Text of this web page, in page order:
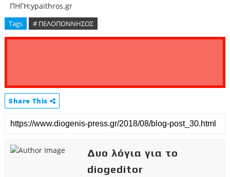
ΠΗΓΗ:ypaithros.gr
Tags # ΠΕΛΟΠΟΝΝΗΣΟΣ
Share This
Δυο λόγια για το
diogeditor